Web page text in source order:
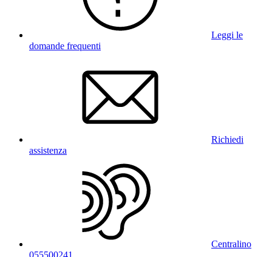
Leggi le
domande frequenti
Richiedi
assistenza
Centralino